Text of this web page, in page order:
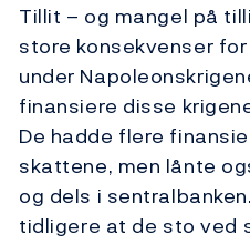
Tillit – og mangel på
store konsekvenser
under
finansiere disse
De hadde flere
skattene, men lånte
og dels i
tidligere at de sto ved